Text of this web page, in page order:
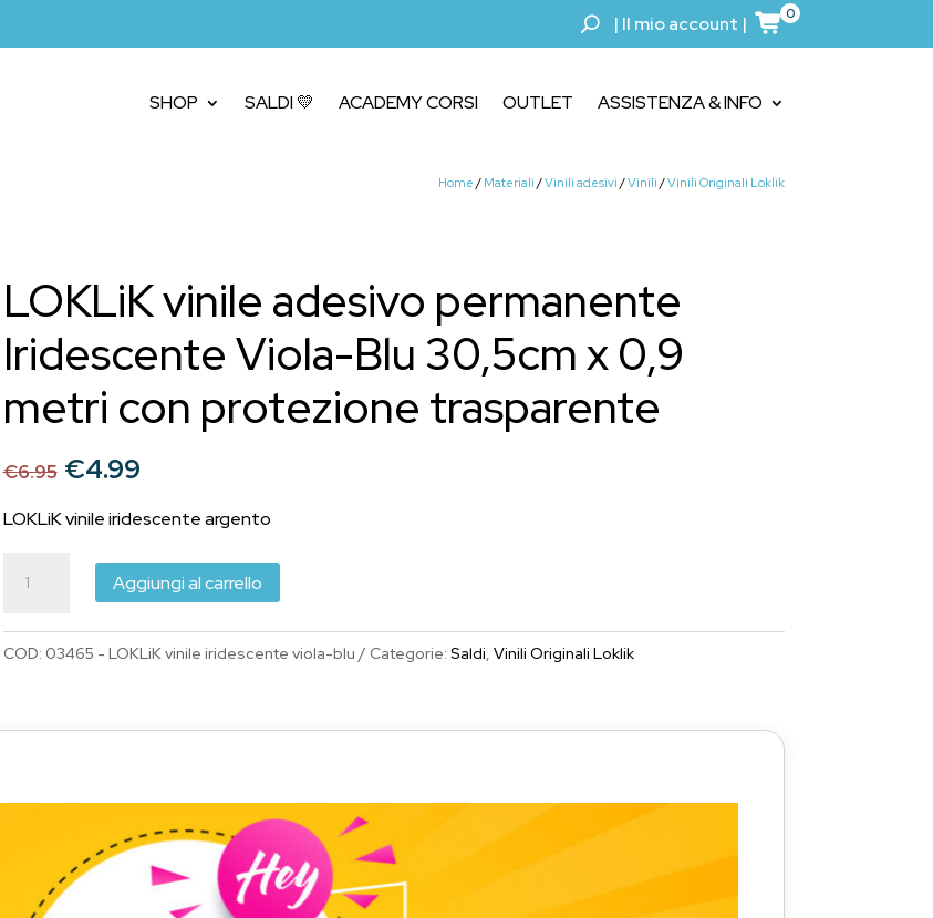
| Il mio account | 0
SHOP SALDI 💛 ACADEMY CORSI OUTLET ASSISTENZA & INFO
Home / Materiali /Vinili adesivi /Vinili /Vinili Originali Loklik
LOKLiK vinile adesivo permanente
Iridescente Viola-Blu 30,5cm x 0,9
metri con protezione trasparente
€6.95 Il
originale
era:
€6.95.
€4.99Il
attuale
è:
€4.99.
LOKLiK vinile iridescente argento
vinile
adesivo
permanente
x
Aggiungi al carrello
COD: 03465 - LOKLiK vinile iridescente viola-blu Categorie: Saldi, Vinili Originali Loklik